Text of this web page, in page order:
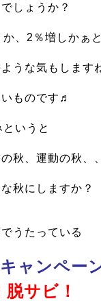
しょうか？
、2％増しかぁと
うな気もします
ものです♬
いうと
秋、運動の秋、、
秋にしますか？
うたっている
ャンペー
脱サビ！